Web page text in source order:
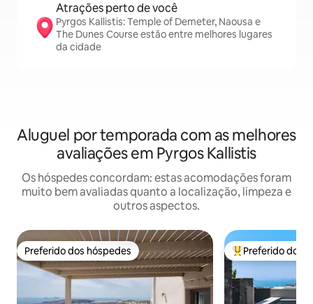
Atrações perto de você
Pyrgos Kallistis: Temple of Demeter, Naousa e
The Dunes Course estão entre melhores lugares
da cidade
Aluguel por temporada com as melhores
avaliações em Pyrgos Kallistis
Os hóspedes concordam: estas acomodações foram
muito bem avaliadas quanto a localização, limpeza e
outros aspectos.
Preferido dos hóspedes
Preferido dos hóspedes Entre os
Preferido dos